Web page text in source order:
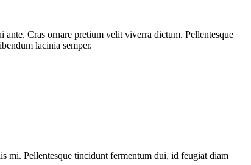
ante. Cras ornare pretium velit viverra dictum. Pellentesque
lacinia semper.
mi. Pellentesque tincidunt fermentum dui, id feugiat diam